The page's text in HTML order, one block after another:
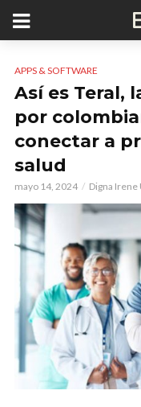
APPS & SOFTWARE
Así es Teral,
por
conectar a
salud
mayo 14, 2024 Digna Irene